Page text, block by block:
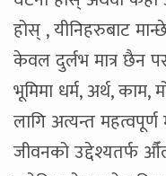
होस् , यीनिहरुबाट
केवल दुर्लभ मात्र छैन
भूमिमा धर्म, अर्थ, काम,
लागि अत्यन्त
जीवनको उद्देश्यतर्फ